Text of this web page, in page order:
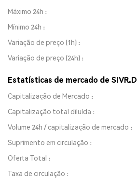
Máximo 24h
Mínimo 24h
Variação de preço (1h)
Variação de preço (24h)
Estatísticas de mercado de SIVR.D
Capitalização de Mercado
Capitalização total diluída
Volume 24h / capitalização de mercado
Suprimento em circulação
Oferta Total
Taxa de circulação